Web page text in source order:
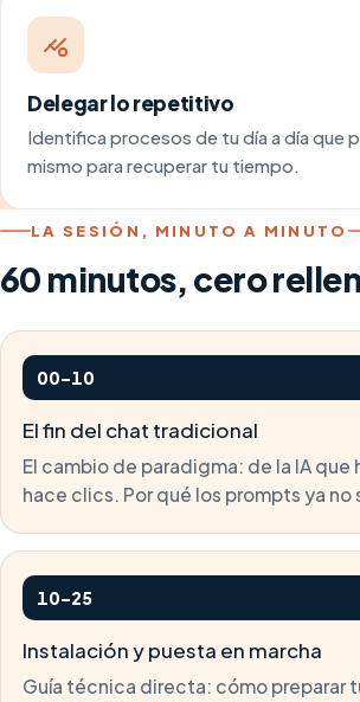
Delegar lo repetitivo
Identifica procesos de tu día a día que
mismo para recuperar tu tiempo.
LA SESIÓN, MINUTO A MINUTO
60 minutos, cero
00–10
El fin del chat tradicional
El cambio de paradigma: de la IA que
hace clics. Por qué los prompts ya no
10–25
Instalación y puesta en marcha
Guía técnica directa: cómo preparar